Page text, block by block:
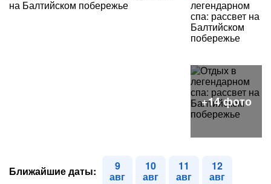
Ближайшие даты: 9
авг
10
авг
11
авг
12
авг